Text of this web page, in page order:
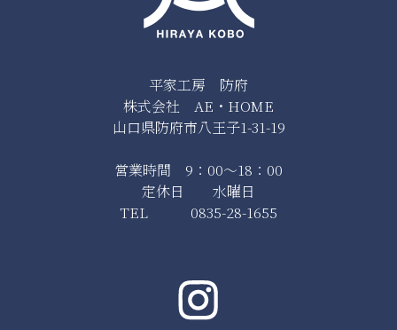
平家工房 防府
株式会社 AE・HOME
山口県防府市八王子1-31-19
営業時間 9：00～18：00
定休日 水曜日
TEL 0835-28-1655